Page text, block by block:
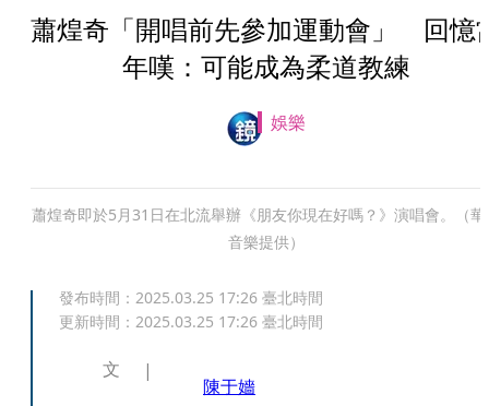
蕭煌奇「開唱前先參加運動會」 回憶
年嘆：可能成為柔道教練
娛樂
蕭煌奇即於5月31日在北流舉辦《朋友你現在好嗎？》演唱會。（
音樂提供）
發布時間： 2025.03.25 17:26 臺北時間
更新時間： 2025.03.25 17:26 臺北時間
文
陳于嬙